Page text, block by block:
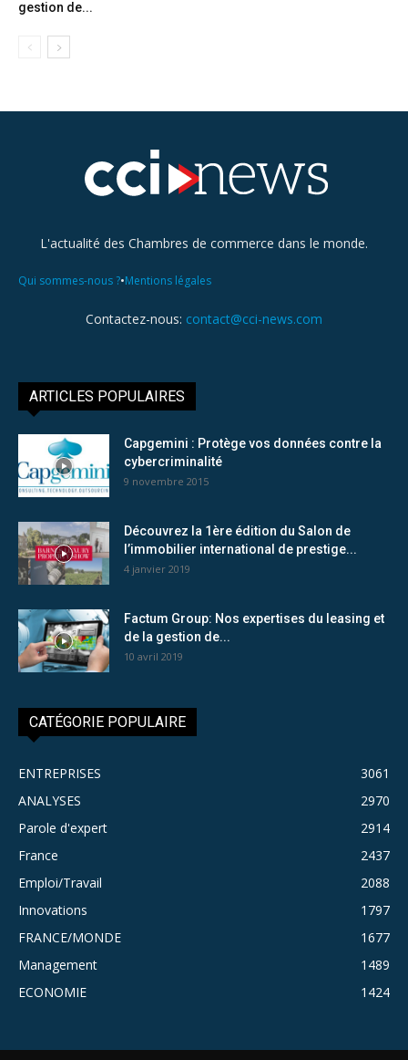
gestion de...
L'actualité des Chambres de commerce dans le monde.
Qui sommes-nous ?•Mentions légales
Contactez-nous: contact@cci-news.com
ARTICLES POPULAIRES
Capgemini : Protège vos données contre la
cybercriminalité
9 novembre 2015
Découvrez la 1ère édition du Salon de
l’immobilier international de prestige...
4 janvier 2019
Factum Group: Nos expertises du leasing et
de la gestion de...
10 avril 2019
CATÉGORIE POPULAIRE
ENTREPRISES
3061
ANALYSES
2970
Parole d'expert
2914
France
2437
Emploi/Travail
2088
Innovations
1797
FRANCE/MONDE
1677
Management
1489
ECONOMIE
1424